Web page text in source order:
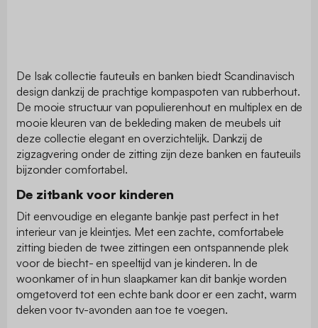
De Isak collectie fauteuils en banken biedt Scandinavisch
design dankzij de prachtige kompaspoten van rubberhout.
De mooie structuur van populierenhout en multiplex en de
mooie kleuren van de bekleding maken de meubels uit
deze collectie elegant en overzichtelijk. Dankzij de
zigzagvering onder de zitting zijn deze banken en fauteuils
bijzonder comfortabel.
De zitbank voor kinderen
Dit eenvoudige en elegante bankje past perfect in het
interieur van je kleintjes. Met een zachte, comfortabele
zitting bieden de twee zittingen een ontspannende plek
voor de biecht- en speeltijd van je kinderen. In de
woonkamer of in hun slaapkamer kan dit bankje worden
omgetoverd tot een echte bank door er een zacht, warm
deken voor tv-avonden aan toe te voegen.